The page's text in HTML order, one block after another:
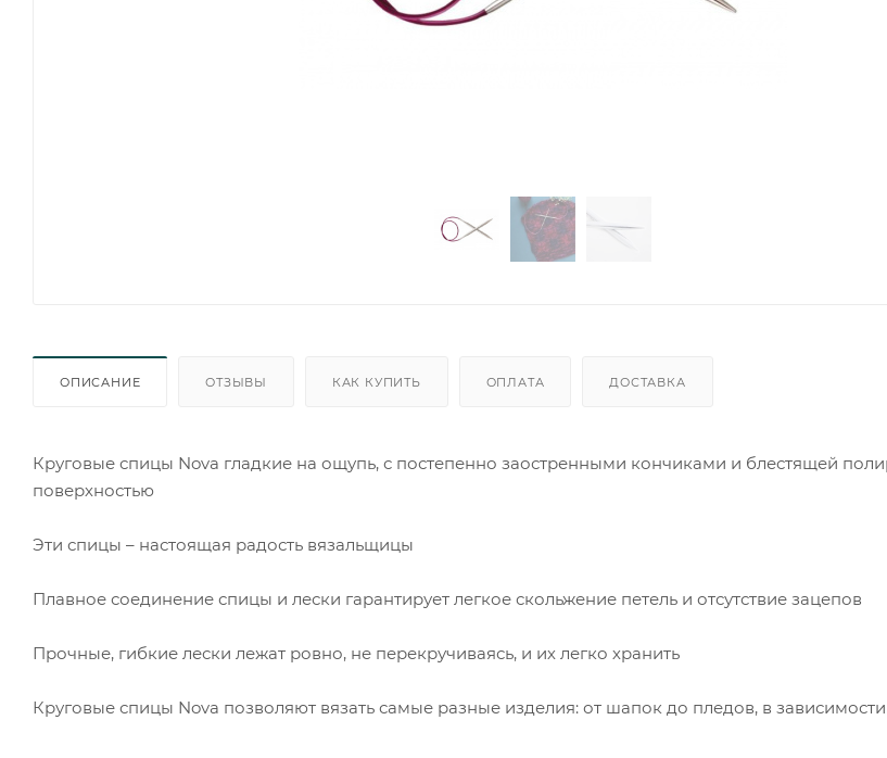
ОПИСАНИЕ ОТЗЫВЫ КАК КУПИТЬ ОПЛАТА ДОСТАВКА
Круговые спицы Nova гладкие на ощупь, с постепенно заостренными кончиками и блестящей
поверхностью
Эти спицы – настоящая радость вязальщицы
Плавное соединение спицы и лески гарантирует легкое скольжение петель и отсутствие зацепов
Прочные, гибкие лески лежат ровно, не перекручиваясь, и их легко хранить
Круговые спицы Nova позволяют вязать самые разные изделия: от шапок до пледов, в